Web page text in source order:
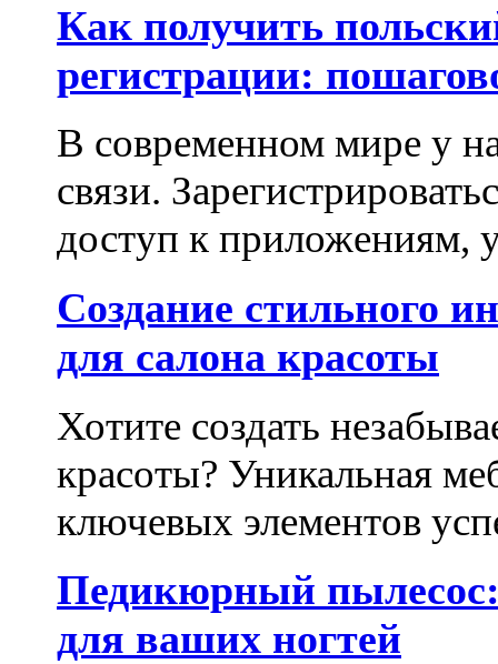
Как получить
регистрации:
В современном мире у
связи.
доступ к приложениям,
Создание стильного
для салона красоты
Хотите создать
красоты? Уникальная
ключевых элементов
Педикюрный
для ваших ногтей